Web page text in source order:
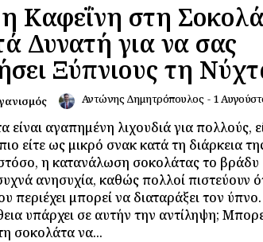
η Καφεΐνη στη
Δυνατή για να σας
Ξύπνιους τη
Αντώνης Δημητρόπουλος - 1
είναι αγαπημένη λιχουδιά για πολλούς,
είτε ως μικρό σνακ κατά τη διάρκεια
η κατανάλωση σοκολάτας το βράδυ
ανησυχία, καθώς πολλοί πιστεύουν
περιέχει μπορεί να διαταράξει τον ύπνο.
υπάρχει σε αυτήν την αντίληψη;
σοκολάτα να...